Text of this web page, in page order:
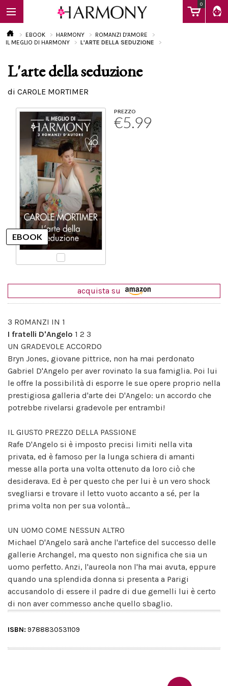
0
EBOOK
Calendario
EBOOK HARMONY
ROMANZI D'AMORE
IL MEGLIO DI HARMONY
L'ARTE DELLA SEDUZIONE
L'arte della seduzione
di CAROLE MORTIMER
PREZZO
€5.99
acquista su
3 ROMANZI IN 1
I fratelli D'Angelo 1 2 3
UN GRADEVOLE ACCORDO
Bryn Jones, giovane pittrice, non ha mai perdonato
Gabriel D'Angelo per aver rovinato la sua famiglia. Poi lui
le offre la possibilità di esporre le sue opere proprio nella
prestigiosa galleria d'arte dei D'Angelo: un accordo che
potrebbe rivelarsi gradevole per entrambi!
IL GIUSTO PREZZO DELLA PASSIONE
Rafe D'Angelo si è imposto precisi limiti nella vita
privata, ed è famoso per la lunga schiera di amanti
messe alla porta una volta ottenuto da loro ciò che
desiderava. Ed è per questo che per lui è un vero shock
svegliarsi e trovare il letto vuoto accanto a sé, per la
prima volta non per sua volontà...
UN UOMO COME NESSUN ALTRO
Michael D'Angelo sarà anche l'artefice del successo delle
gallerie Archangel, ma questo non significa che sia un
uomo perfetto. Anzi, l'aureola non l'ha mai avuta, eppure
quando una splendida donna si presenta a Parigi
accusandolo di essere il padre di due gemelli lui è certo
di non aver commesso anche quello sbaglio.
ISBN: 9788830531109